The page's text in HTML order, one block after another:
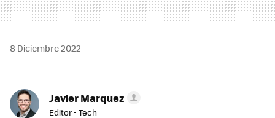
8 Diciembre 2022
Javier Marquez
Editor - Tech